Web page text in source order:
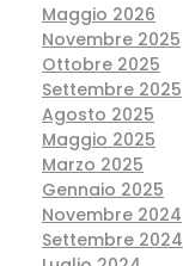
Maggio 2026
Novembre 2025
Ottobre 2025
Settembre 2025
Agosto 2025
Maggio 2025
Marzo 2025
Gennaio 2025
Novembre 2024
Settembre 2024